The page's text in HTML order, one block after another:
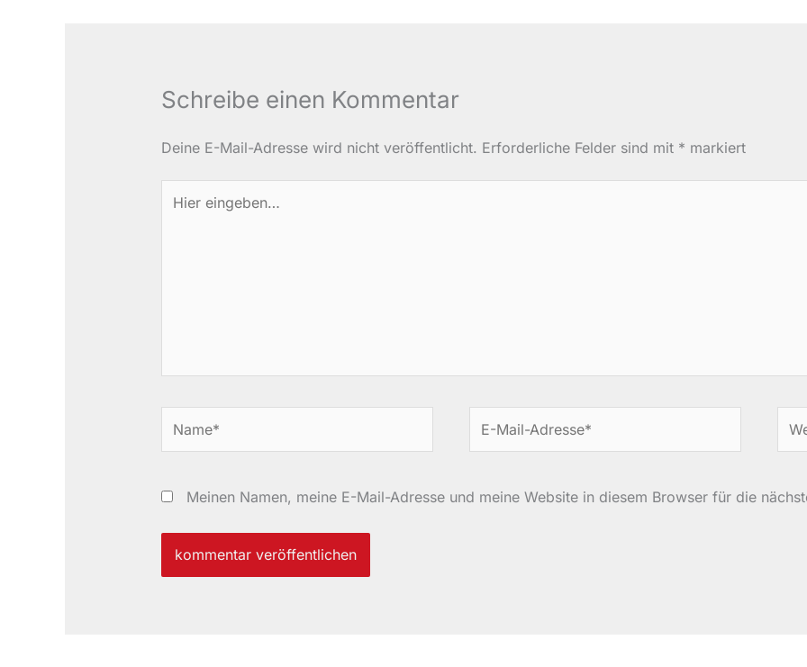
Schreibe einen Kommentar
Deine E-Mail-Adresse wird nicht veröffentlicht. Erforderliche Felder sind mit * markiert
eingeben…
Mail-
Meinen Namen, meine E-Mail-Adresse und meine Website in diesem Browser für die